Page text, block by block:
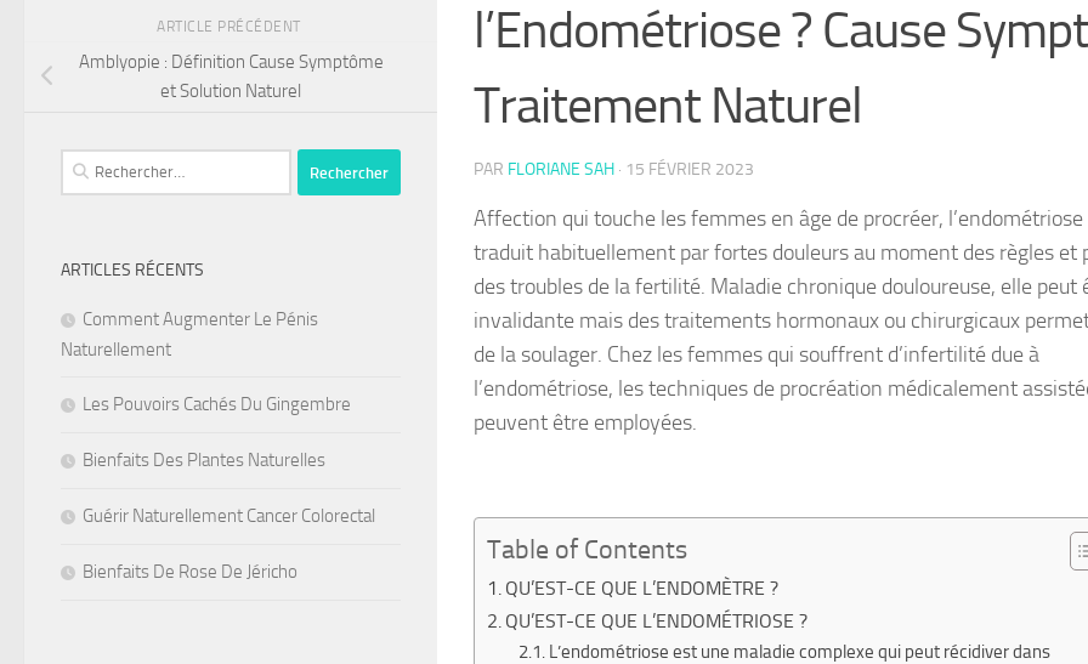
l’Endométriose ? Cause
Traitement Naturel
PAR FLORIANE SAH · 15 FÉVRIER 2023
Affection qui touche les femmes en âge de procréer, l’endométriose
traduit habituellement par fortes douleurs au moment des règles et
des troubles de la fertilité. Maladie chronique douloureuse, elle peut
invalidante mais des traitements hormonaux ou chirurgicaux
de la soulager. Chez les femmes qui souffrent d’infertilité due à
l’endométriose, les techniques de procréation médicalement
peuvent être employées.
Table of Contents
QU’EST-CE QUE L’ENDOMÈTRE ?
QU’EST-CE QUE L’ENDOMÉTRIOSE ?
L’endométriose est une maladie complexe qui peut récidiver dans
ARTICLE PRÉCÉDENT
Amblyopie : Définition Cause Symptôme
et Solution Naturel
Rechercher :
ARTICLES RÉCENTS
Comment Augmenter Le Pénis
Naturellement
Les Pouvoirs Cachés Du Gingembre
Bienfaits Des Plantes Naturelles
Guérir Naturellement Cancer Colorectal
Bienfaits De Rose De Jéricho